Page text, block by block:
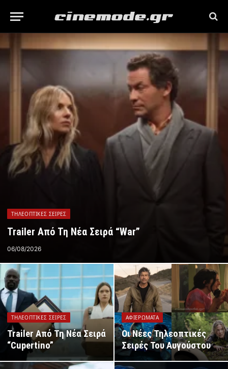
ΤΗΛΕΟΠΤΙΚΈΣ ΣΕΙΡΈΣ
Trailer Από Τη Νέα Σειρά “War”
06/08/2026
ΤΗΛΕΟΠΤΙΚΈΣ ΣΕΙΡΈΣ
Trailer Από Τη Νέα Σειρά
“Cupertino”
ΑΦΙΕΡΏΜΑΤΑ
Οι Νέες Τηλεοπτικές
Σειρές Του Αυγούστου